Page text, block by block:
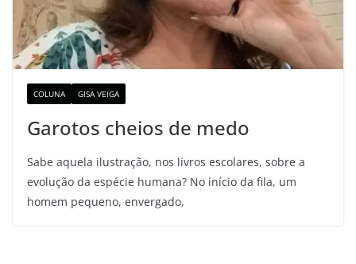
COLUNA GISA VEIGA
Garotos cheios de medo
Sabe aquela ilustração, nos livros escolares, sobre a
evolução da espécie humana? No início da fila, um
homem pequeno, envergado,